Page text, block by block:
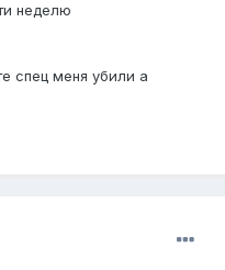
неделю
спец меня убили а